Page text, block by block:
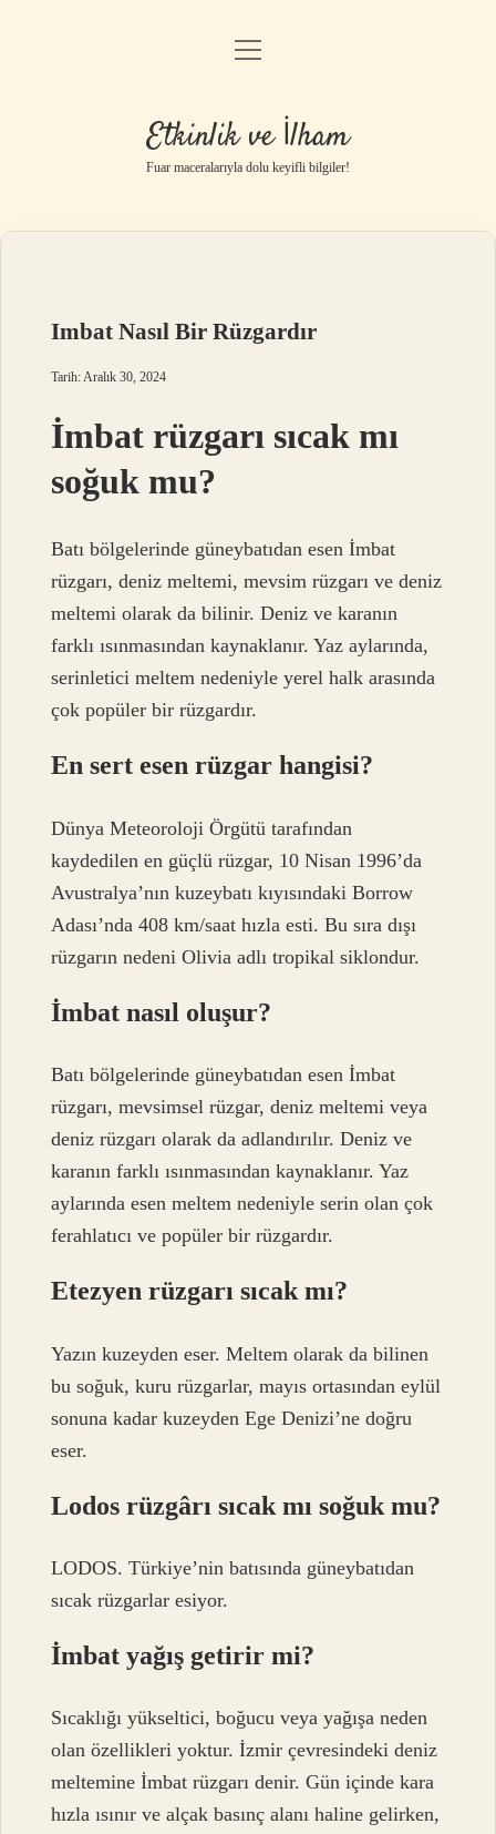
Anasayfa
Gizlilik Politikası
Yasal Uyarı
menüyü
Etkinlik ve İlham
Fuar maceralarıyla dolu keyifli bilgiler!
Imbat Nasıl Bir Rüzgardır
Tarih: Aralık 30, 2024
İmbat rüzgarı sıcak mı
soğuk mu?
Batı bölgelerinde güneybatıdan esen İmbat
rüzgarı, deniz meltemi, mevsim rüzgarı ve deniz
meltemi olarak da bilinir. Deniz ve karanın
farklı ısınmasından kaynaklanır. Yaz aylarında,
serinletici meltem nedeniyle yerel halk arasında
çok popüler bir rüzgardır.
En sert esen rüzgar hangisi?
Dünya Meteoroloji Örgütü tarafından
kaydedilen en güçlü rüzgar, 10 Nisan 1996’da
Avustralya’nın kuzeybatı kıyısındaki Borrow
Adası’nda 408 km/saat hızla esti. Bu sıra dışı
rüzgarın nedeni Olivia adlı tropikal siklondur.
İmbat nasıl oluşur?
Batı bölgelerinde güneybatıdan esen İmbat
rüzgarı, mevsimsel rüzgar, deniz meltemi veya
deniz rüzgarı olarak da adlandırılır. Deniz ve
karanın farklı ısınmasından kaynaklanır. Yaz
aylarında esen meltem nedeniyle serin olan çok
ferahlatıcı ve popüler bir rüzgardır.
Etezyen rüzgarı sıcak mı?
Yazın kuzeyden eser. Meltem olarak da bilinen
bu soğuk, kuru rüzgarlar, mayıs ortasından eylül
sonuna kadar kuzeyden Ege Denizi’ne doğru
eser.
Lodos rüzgârı sıcak mı soğuk mu?
LODOS. Türkiye’nin batısında güneybatıdan
sıcak rüzgarlar esiyor.
İmbat yağış getirir mi?
Sıcaklığı yükseltici, boğucu veya yağışa neden
olan özellikleri yoktur. İzmir çevresindeki deniz
meltemine İmbat rüzgarı denir. Gün içinde kara
hızla ısınır ve alçak basınç alanı haline gelirken,